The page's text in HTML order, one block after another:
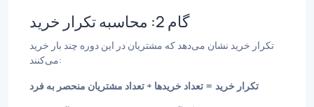
گام 2: محاسبه تکرار خرید
تکرار خرید نشان می‌دهد که مشتریان در این دوره چند بار خرید
می‌کنند:
تکرار خرید = تعداد خریدها ÷ تعداد مشتریان منحصر به فرد